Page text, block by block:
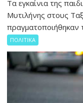
Tα εγκαίνια της
Μυτιλήνης στους
πραγματοποιήθηκαν
ΠΟΛΙΤΙΚΑ